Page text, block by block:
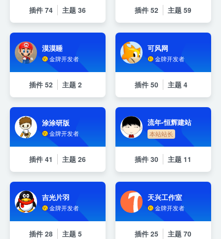
插件74 主题 36 插件52 主题 59
漠漠睡
金牌开发者
插件52 主题 2
可风网
金牌开发者
插件50 主题 4
涂涂研版
金牌开发者
插件41 主题 26
流年-恒辉建站
本站站长
插件30 主题 11
吉光片羽
金牌开发者
插件28 主题 5
天兴工作室
金牌开发者
插件25 主题 70